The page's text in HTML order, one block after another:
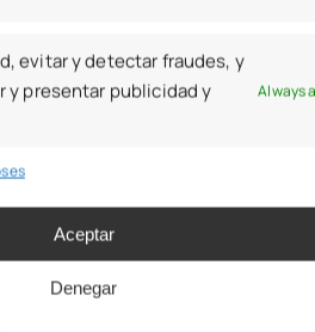
evitar y detectar fraudes, y
y presentar publicidad y
Always
Aceptar
Denegar